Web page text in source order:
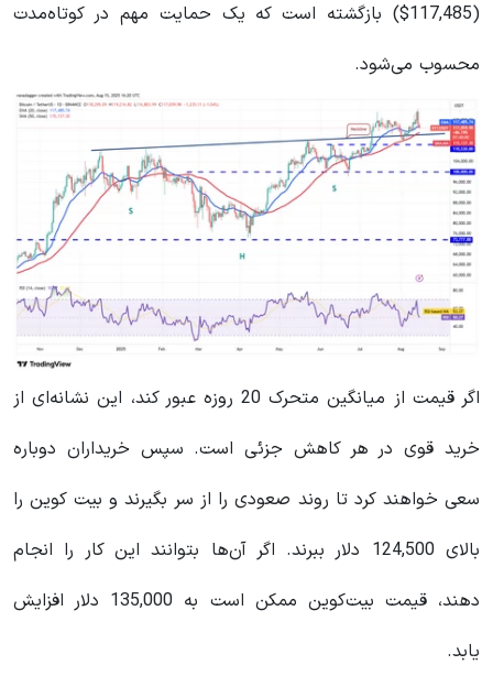
($117,485) بازگشته است که یک حمایت مهم در کوتاه‌مدت
محسوب می‌شود.
اگر قیمت از میانگین متحرک 20 روزه عبور کند، این نشانه‌ای از
خرید قوی در هر کاهش جزئی است. سپس خریداران دوباره
سعی خواهند کرد تا روند صعودی را از سر بگیرند و بیت کوین را
بالای 124,500 دلار ببرند. اگر آن‌ها بتوانند این کار را انجام
دهند، قیمت بیت‌کوین ممکن است به 135,000 دلار افزایش
یابد.